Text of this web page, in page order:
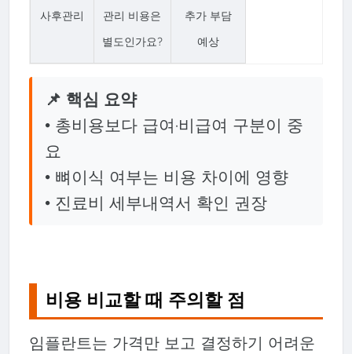
사후관리
관리 비용은
별도인가요?
추가 부담
예상
📌 핵심 요약
• 총비용보다 급여·비급여 구분이 중
요
• 뼈이식 여부는 비용 차이에 영향
• 진료비 세부내역서 확인 권장
비용 비교할 때 주의할 점
임플란트는 가격만 보고 결정하기 어려운